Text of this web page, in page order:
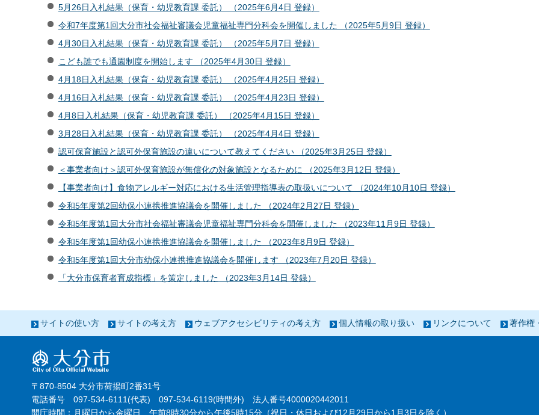
5月26日入札結果（保育・幼児教育課 委託） （2025年6月4日 登録）
令和7年度第1回大分市社会福祉審議会児童福祉専門分科会を開催しました （2025年5月9日 登録）
4月30日入札結果（保育・幼児教育課 委託） （2025年5月7日 登録）
こども誰でも通園制度を開始します （2025年4月30日 登録）
4月18日入札結果（保育・幼児教育課 委託） （2025年4月25日 登録）
4月16日入札結果（保育・幼児教育課 委託） （2025年4月23日 登録）
4月8日入札結果（保育・幼児教育課 委託） （2025年4月15日 登録）
3月28日入札結果（保育・幼児教育課 委託） （2025年4月4日 登録）
認可保育施設と認可外保育施設の違いについて教えてください （2025年3月25日 登録）
＜事業者向け＞認可外保育施設が無償化の対象施設となるために （2025年3月12日 登録）
【事業者向け】食物アレルギー対応における生活管理指導表の取扱いについて （2024年10月10日 登録）
令和5年度第2回幼保小連携推進協議会を開催しました （2024年2月27日 登録）
令和5年度第1回大分市社会福祉審議会児童福祉専門分科会を開催しました （2023年11月9日 登録）
令和5年度第1回幼保小連携推進協議会を開催しました （2023年8月9日 登録）
令和5年度第1回大分市幼保小連携推進協議会を開催します （2023年7月20日 登録）
「大分市保育者育成指標」を策定しました （2023年3月14日 登録）
サイトの使い方 サイトの考え方 ウェブアクセシビリティの考え方 個人情報の取り扱い リンクについて 著作権
〒870-8504 大分市荷揚町2番31号
電話番号 097-534-6111(代表) 097-534-6119(時間外) 法人番号4000020442011
開庁時間：月曜日から金曜日 午前8時30分から午後5時15分（祝日・休日および12月29日から1月3日を除く）